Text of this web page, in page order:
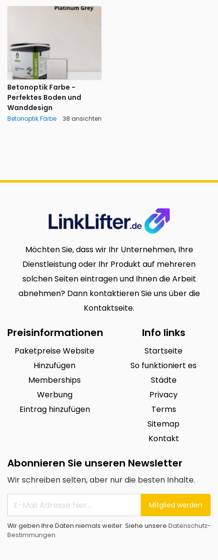
Betonoptik Farbe -
Perfektes Boden und
Wanddesign
Betonoptik Farbe 38 ansichten
Möchten Sie, dass wir Ihr Unternehmen, Ihre
Dienstleistung oder Ihr Produkt auf mehreren
solchen Seiten eintragen und Ihnen die Arbeit
abnehmen? Dann kontaktieren Sie uns über die
Kontaktseite.
Preisinformationen
Paketpreise Website
Hinzufügen
Memberships
Werbung
Eintrag hinzufügen
Info links
Startseite
So funktioniert es
Städte
Privacy
Terms
Sitemap
Kontakt
Abonnieren Sie unseren Newsletter
Wir schreiben selten, aber nur die besten Inhalte.
Mitglied werden
Wir geben Ihre Daten niemals weiter. Siehe unsere Datenschutz-
Bestimmungen